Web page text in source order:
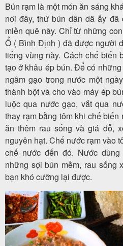
Bún rạm là một món ăn sáng
nơi đây, thứ bún dân dã ấy đã
miền quê này. Chỉ từ những
Ổ ( Bình Định ) đã được người
tiếng vùng này. Cách chế biến
tạo ở khâu ép bún. Để có
ngâm gạo trong nước một
thành bột và cho vào máy ép
luộc qua nước gạo, vắt qua
thay rạm bằng tôm khi chế
ăn thêm rau sống và giá đỗ,
nguyên hạt. Chế nước rạm vào
chế nước đến đó. Nước
những sợi bún mềm, rau sống
bạn khó cưỡng lại được.